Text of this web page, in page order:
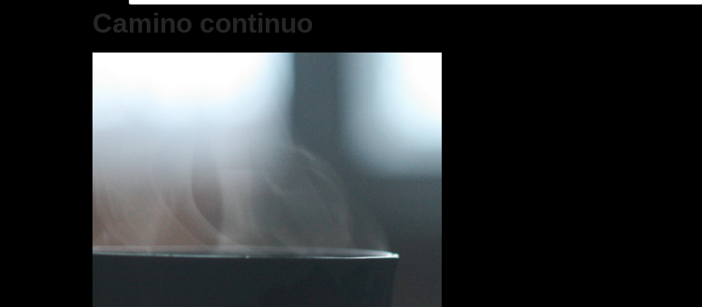
Camino continuo